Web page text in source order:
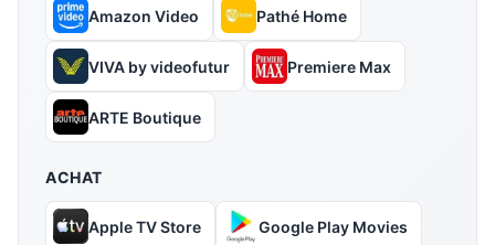
Amazon Video Pathé Home
VIVA by videofutur Premiere Max
ARTE Boutique
ACHAT
Apple TV Store Google Play Movies